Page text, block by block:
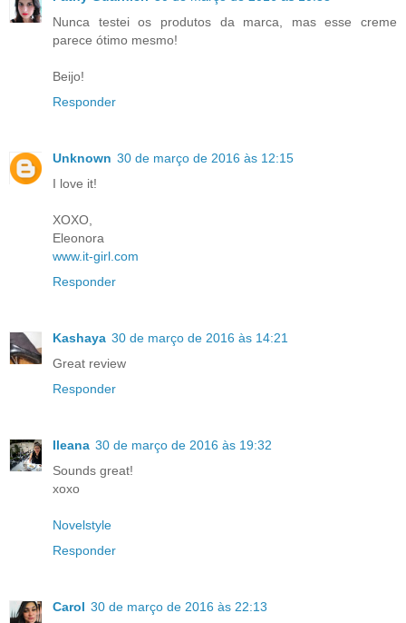
Nunca testei os produtos da marca, mas esse creme
parece ótimo mesmo!
Beijo!
Responder
Unknown 30 de março de 2016 às 12:15
I love it!
XOXO,
Eleonora
www.it-girl.com
Responder
Kashaya 30 de março de 2016 às 14:21
Great review
Responder
Ileana 30 de março de 2016 às 19:32
Sounds great!
xoxo
Novelstyle
Responder
Carol 30 de março de 2016 às 22:13